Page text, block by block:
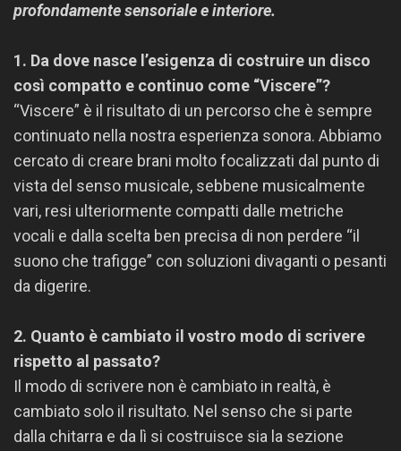
profondamente sensoriale e interiore.
1. Da dove nasce l’esigenza di costruire un disco
così compatto e continuo come “Viscere”?
“Viscere” è il risultato di un percorso che è sempre
continuato nella nostra esperienza sonora. Abbiamo
cercato di creare brani molto focalizzati dal punto di
vista del senso musicale, sebbene musicalmente
vari, resi ulteriormente compatti dalle metriche
vocali e dalla scelta ben precisa di non perdere “il
suono che trafigge” con soluzioni divaganti o pesanti
da digerire.
2. Quanto è cambiato il vostro modo di scrivere
rispetto al passato?
Il modo di scrivere non è cambiato in realtà, è
cambiato solo il risultato. Nel senso che si parte
dalla chitarra e da lì si costruisce sia la sezione